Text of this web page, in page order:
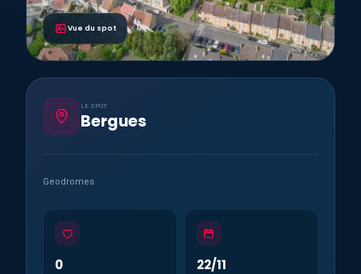
Vue du spot
LE SPOT
Bergues
Geodromes
0 22/11